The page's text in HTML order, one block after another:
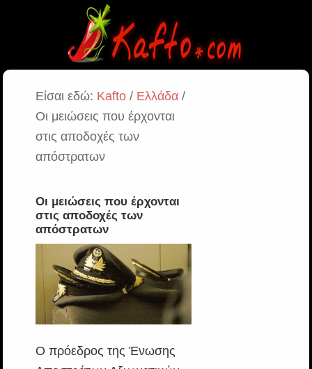
Είσαι εδώ: Kafto/ Ελλάδα/
Οι μειώσεις που έρχονται
στις αποδοχές των
απόστρατων
Οι μειώσεις που έρχονται
στις αποδοχές των
απόστρατων
Ο πρόεδρος της Ένωσης